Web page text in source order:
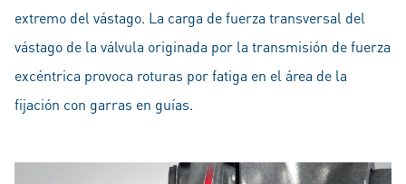
extremo del vástago. La carga de fuerza transversal del
vástago de la válvula originada por la transmisión de fuerza
excéntrica provoca roturas por fatiga en el área de la
fijación con garras en guías.